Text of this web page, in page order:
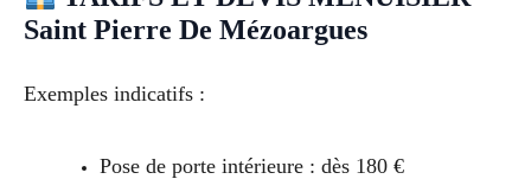
Saint Pierre De Mézoargues
Exemples indicatifs :
Pose de porte intérieure : dès 180 €